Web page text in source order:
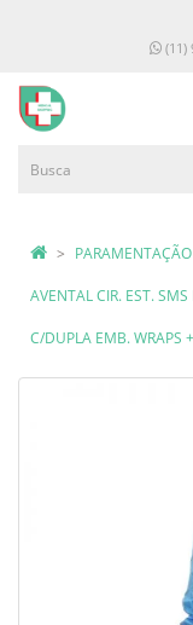
(11)
PARAMENTAÇÃO
AVENTAL CIR. EST.
C/DUPLA EMB. WRAPS